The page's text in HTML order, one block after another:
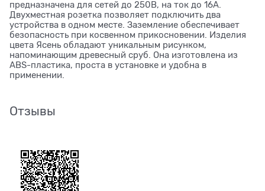
предназначена для сетей до 250В, на ток до 16А.
Двухместная розетка позволяет подключить два
устройства в одном месте. Заземление обеспечивает
безопасность при косвенном прикосновении. Изделия
цвета Ясень обладают уникальным рисунком,
напоминающим древесный сруб. Она изготовлена из
ABS-пластика, проста в установке и удобна в
применении.
Отзывы